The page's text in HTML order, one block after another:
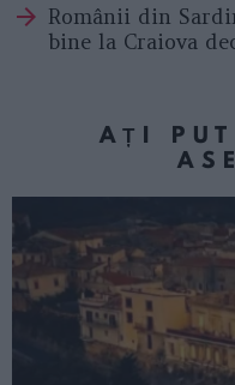
Românii din
bine la Craiova
AȚI